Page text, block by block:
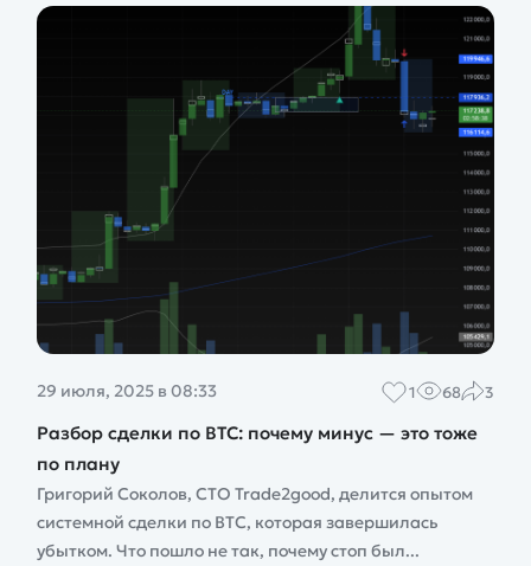
29 июля, 2025 в 08:33 1 68 3
Разбор сделки по BTC: почему минус — это тоже
по плану
Григорий Соколов, CTO Trade2good, делится опытом
системной сделки по BTC, которая завершилась
убытком. Что пошло не так, почему стоп был...